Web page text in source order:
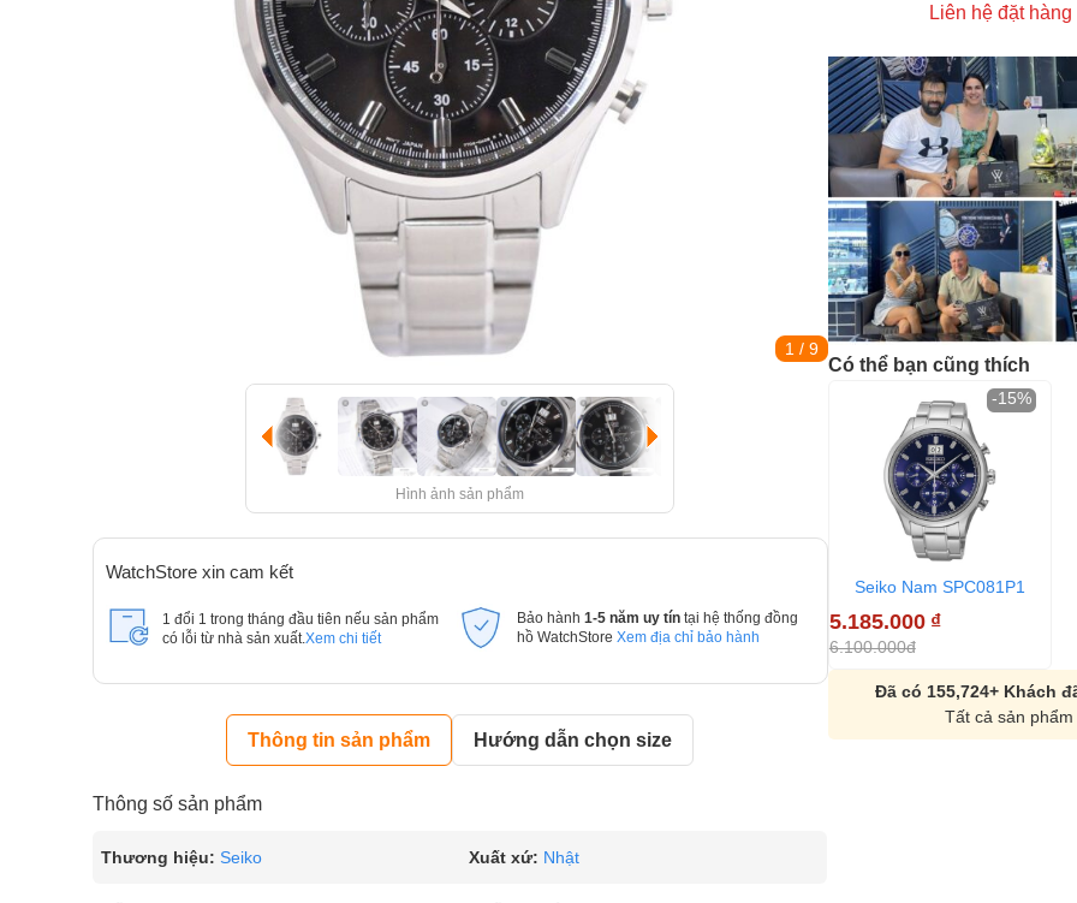
1 / 9
Hình ảnh sản phẩm
WatchStore xin cam kết
1 đổi 1 trong tháng đầu tiên nếu sản phẩm
có lỗi từ nhà sản xuất. Xem chi tiết
Bảo hành 1-5 năm uy tín tại hệ thống đồng
hồ WatchStore Xem địa chỉ bảo hành
Thông tin sản phẩm Hướng dẫn chọn size
Thông số sản phẩm
Thương hiệu: Seiko Xuất xứ: Nhật
Liên hệ đặt hàng
Có thể bạn cũng thích
Seiko Nam SPC081P1
5.185.000 ₫
6.100.000đ
-15%
Đã có 155,724+ Khách
Tất cả sản